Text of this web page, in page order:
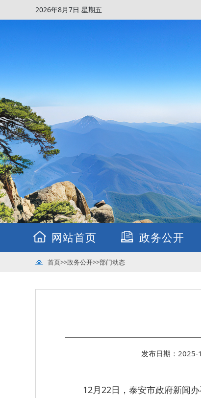
2026年8月7日 星期五
网站首页 政务公开
首页>>政务公开>>部门动态
发布日期：
12月22日，泰安市政府新闻